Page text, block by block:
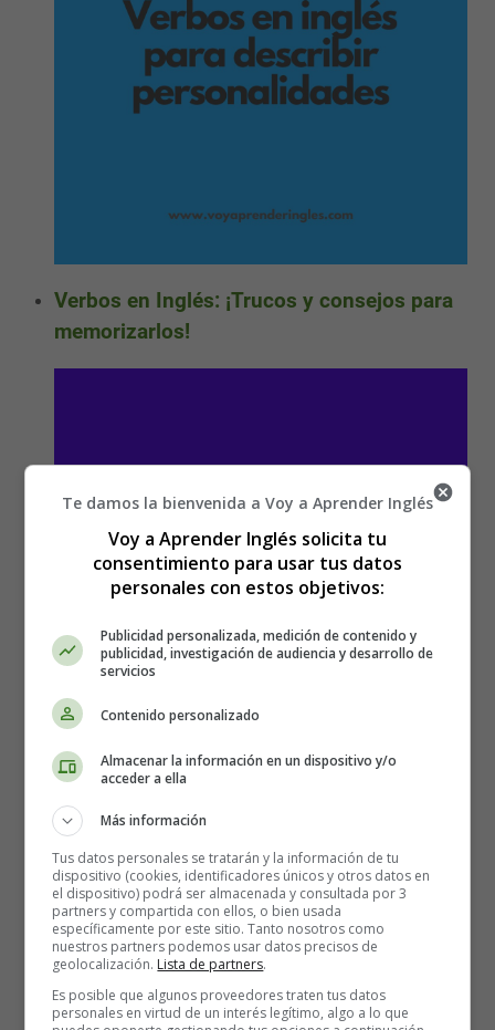
Verbos en Inglés: ¡Trucos y consejos para
memorizarlos!
Verbos en Inglés: ¿Cuál es su Origen? ⚡
Te damos la bienvenida a Voy a Aprender Inglés
Voy a Aprender Inglés solicita tu
consentimiento para usar tus datos
personales con estos objetivos:
Publicidad personalizada, medición de contenido y
publicidad, investigación de audiencia y desarrollo de
servicios
Contenido personalizado
Almacenar la información en un dispositivo y/o
acceder a ella
Más información
Tus datos personales se tratarán y la información de tu
dispositivo (cookies, identificadores únicos y otros datos en
el dispositivo) podrá ser almacenada y consultada por 3
partners y compartida con ellos, o bien usada
específicamente por este sitio. Tanto nosotros como
nuestros partners podemos usar datos precisos de
geolocalización. Lista de partners.
Es posible que algunos proveedores traten tus datos
personales en virtud de un interés legítimo, algo a lo que